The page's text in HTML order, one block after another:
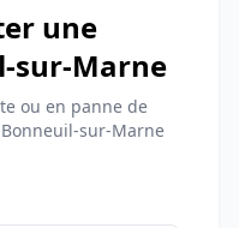
une
sur-Marne
ou en panne de
sur-Marne